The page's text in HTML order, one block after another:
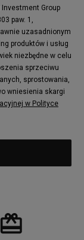
Group
paw. 1,
uzasadnionym
produktów i usług
niezbędne w celu
sprzeciwu
sprostowania,
wniesienia skargi
w Polityce